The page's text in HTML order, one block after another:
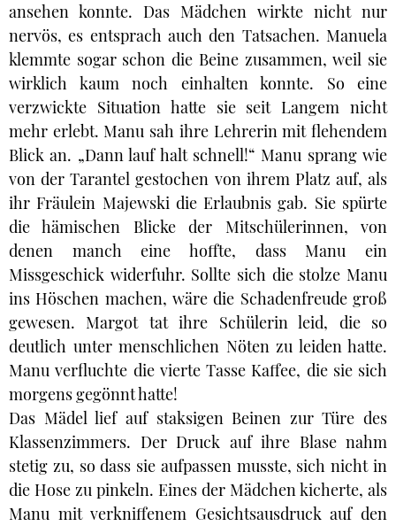
ansehen konnte. Das Mädchen wirkte nicht nur
nervös, es entsprach auch den Tatsachen. Manuela
klemmte sogar schon die Beine zusammen, weil sie
wirklich kaum noch einhalten konnte. So eine
verzwickte Situation hatte sie seit Langem nicht
mehr erlebt. Manu sah ihre Lehrerin mit flehendem
Blick an. „Dann lauf halt schnell!“ Manu sprang wie
von der Tarantel gestochen von ihrem Platz auf, als
ihr Fräulein Majewski die Erlaubnis gab. Sie spürte
die hämischen Blicke der Mitschülerinnen, von
denen manch eine hoffte, dass Manu ein
Missgeschick widerfuhr. Sollte sich die stolze Manu
ins Höschen machen, wäre die Schadenfreude groß
gewesen. Margot tat ihre Schülerin leid, die so
deutlich unter menschlichen Nöten zu leiden hatte.
Manu verfluchte die vierte Tasse Kaffee, die sie sich
morgens gegönnt hatte!
Das Mädel lief auf staksigen Beinen zur Türe des
Klassenzimmers. Der Druck auf ihre Blase nahm
stetig zu, so dass sie aufpassen musste, sich nicht in
die Hose zu pinkeln. Eines der Mädchen kicherte, als
Manu mit verkniffenem Gesichtsausdruck auf den